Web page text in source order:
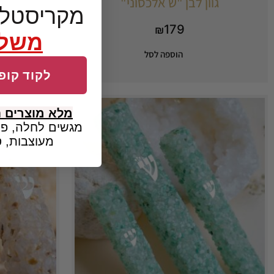
₪179
הוספה לסל
לקוד
מלא
מגשים לחלה,
מעוצבות,